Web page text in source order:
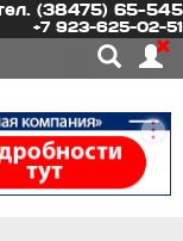
(38475) 65-545
+7 923-625-02-51